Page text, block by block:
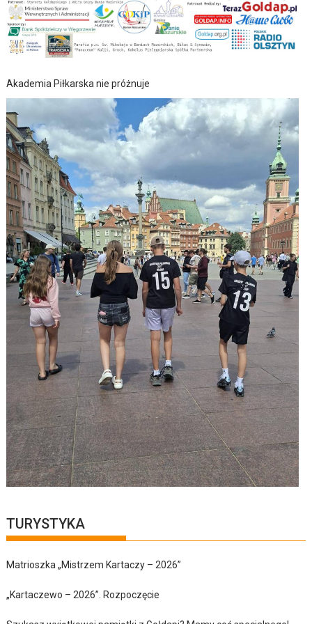
Akademia Piłkarska nie próżnuje
TURYSTYKA
Matrioszka „Mistrzem Kartaczy – 2026”
„Kartaczewo – 2026”. Rozpoczęcie